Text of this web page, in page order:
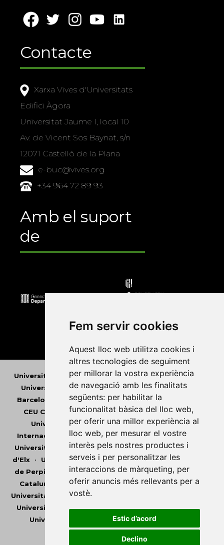
Fem servir cookies
Aquest lloc web utilitza cookies i
altres tecnologies de seguiment
per millorar la vostra experiència
de navegació amb les finalitats
següents: per habilitar la
funcionalitat bàsica del lloc web,
per oferir una millor experiència al
lloc web, per mesurar el vostre
interès pels nostres productes i
serveis i per personalitzar les
interaccions de màrqueting, per
oferir anuncis més rellevants per a
vostè.
Estic d’acord
Declino
Contacte
Xarxa Vives d'Universitats
Edifici Àgora
Universitat Jaume I, local 10
Av. de Vicent Sos Baynat, s/n
12071 Castelló de la Plana
e-buc@vives.org
+34 964 72 89 93
Amb el suport
de
Universitat Abat Oliba CEU • Universitat d'Alacant
Universitat d'Andorra•Universitat Autònoma de
Barcelona
Universitat de Barcelona •
CEU Cardenal Herrera•Universitat de Girona•
Universitat de les Illes Balears•Universitat
Internacional de Catalunya•Universitat Jaume I
Universitat de Lleida•Universitat Miguel Hernández
d'Elx• Universitat Oberta de Catalunya•Universitat
de Perpinyà Via Domitia•Universitat Politècnica de
Catalunya
Universitat Politècnica de València •
Universitat Pompeu Fabra
Universitat Rovira i Virgili•Universitat de Sàsser•
Universitat de València•Universitat de Vic -
Universitat Central de Catalunya